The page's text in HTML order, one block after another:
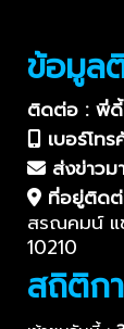
ข้อมูล
ติดต่อ : พี่ดี้
เบอร์โท
ส่งข่าวม
ที่อยู่ติด
สรณคมน์ แ
10210
สถิติก